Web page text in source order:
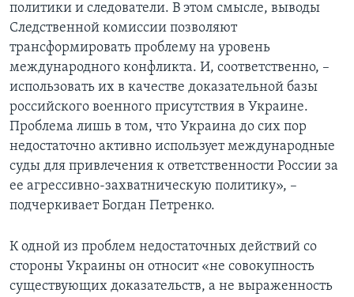
политики и следователи. В этом смысле, выводы
Следственной комиссии позволяют
трансформировать проблему на уровень
международного конфликта. И, соответственно, –
использовать их в качестве доказательной базы
российского военного присутствия в Украине.
Проблема лишь в том, что Украина до сих пор
недостаточно активно использует международные
суды для привлечения к ответственности России за
ее агрессивно-захватническую политику», –
подчеркивает Богдан Петренко.
К одной из проблем недостаточных действий со
стороны Украины он относит «не совокупность
существующих доказательств, а не выраженность